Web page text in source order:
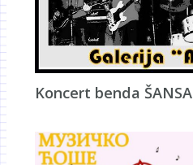
Koncert benda ŠANSA